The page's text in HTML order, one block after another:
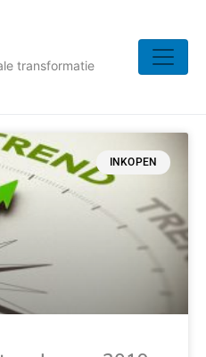
transformatie
INKOPEN